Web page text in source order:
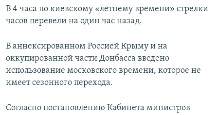
В 4 часа по киевскому «летнему времени» стрелки
часов перевели на один час назад.
В аннексированном Россией Крыму и на
оккупированной части Донбасса введено
использование московского времени, которое не
имеет сезонного перехода.
Согласно постановлению Кабинета министров